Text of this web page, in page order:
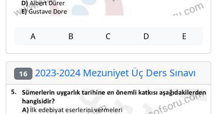
A B C D E
16 2023-2024 Mezuniyet Üç Ders Sınavı